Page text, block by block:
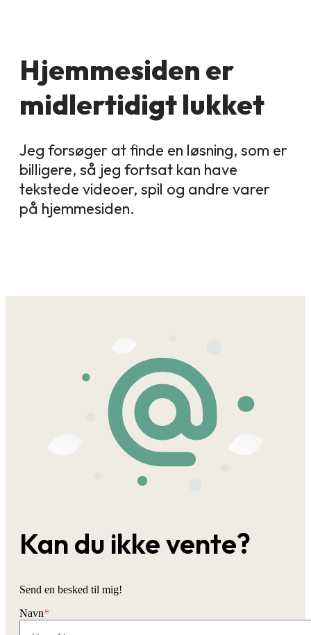
Hjemmesiden er
midlertidigt lukket
Jeg forsøger at finde en løsning, som er
billigere, så jeg fortsat kan have
tekstede videoer, spil og andre varer
på hjemmesiden.
Kan du ikke vente?
Send en besked til mig!
Navn*